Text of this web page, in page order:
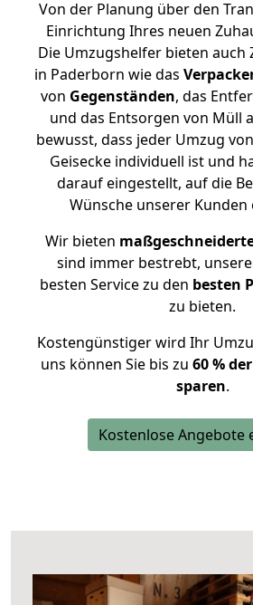
Von der Planung über den
Einrichtung Ihres neuen
Die Umzugshelfer bieten auch
in Paderborn wie das
von Gegenständen, das
und das Entsorgen von Müll
bewusst, dass jeder Umzug
Geisecke individuell ist und
darauf eingestellt, auf die
Wünsche unserer Kunden
Wir bieten
sind immer bestrebt,
besten Service zu den besten
zu bieten.
Kostengünstiger wird Ihr
uns können Sie bis zu 60 %
sparen.
Kostenlose Angebote